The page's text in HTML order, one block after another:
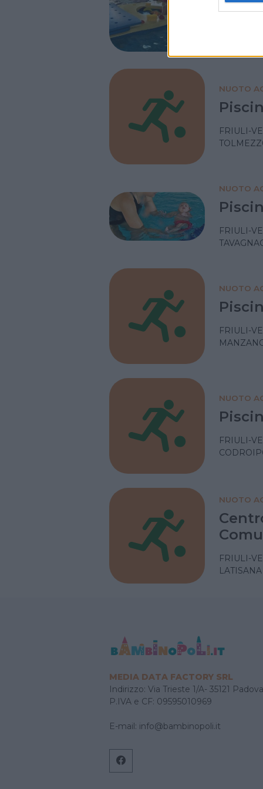
FRIULI-
NUOTO
FRIULI-
NUOTO
FRIULI-
NUOTO
FRIULI-
NUOTO
FRIULI-
NUOTO
FRIULI-
MEDIA DATA FACTORY SRL
Indirizzo: Via Trieste 1/A- 35121 Padova
P.IVA e CF: 09595010969
E-mail: info@bambinopoli.it